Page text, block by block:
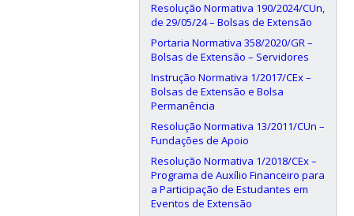
Resolução Normativa 190/2024/CUn,
de 29/05/24 – Bolsas de Extensão
Portaria Normativa 358/2020/GR –
Bolsas de Extensão – Servidores
Instrução Normativa 1/2017/CEx –
Bolsas de Extensão e Bolsa
Permanência
Resolução Normativa 13/2011/CUn –
Fundações de Apoio
Resolução Normativa 1/2018/CEx –
Programa de Auxílio Financeiro para
a Participação de Estudantes em
Eventos de Extensão